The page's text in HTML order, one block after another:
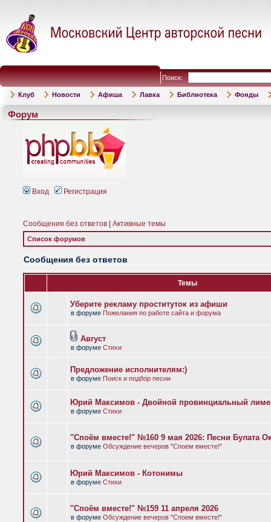
Поиск:
Клуб Новости Афиша Лавка Библиотека Фонды
Форум
Вход Регистрация
Сообщения без ответов Активные темы
Список форумов
Сообщения без ответов
Темы
Уберите рекламу проституток из афиши
в форуме Пожелания по работе сайта и форума
Август
в форуме Стихи
Предложение исполнителям:)
в форуме Поиск и подбор песни
Юрий Максимов - Двойной провинциальный
в форуме Стихи
"Споём вместе!" №160 9 мая 2026: Песни Булата
в форуме Обсуждение вечеров "Споем вместе!"
Юрий Максимов - Котонимы
в форуме Стихи
"Споём вместе!" №159 11 апреля 2026
в форуме Обсуждение вечеров "Споем вместе!"